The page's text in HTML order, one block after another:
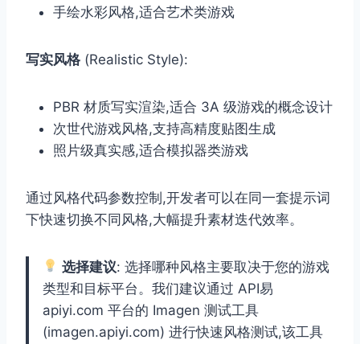
手绘水彩风格,适合艺术类游戏
写实风格 (Realistic Style):
PBR 材质写实渲染,适合 3A 级游戏的概念设计
次世代游戏风格,支持高精度贴图生成
照片级真实感,适合模拟器类游戏
通过风格代码参数控制,开发者可以在同一套提示词
下快速切换不同风格,大幅提升素材迭代效率。
选择建议: 选择哪种风格主要取决于您的游戏
类型和目标平台。我们建议通过 API易
apiyi.com 平台的 Imagen 测试工具
(imagen.apiyi.com) 进行快速风格测试,该工具